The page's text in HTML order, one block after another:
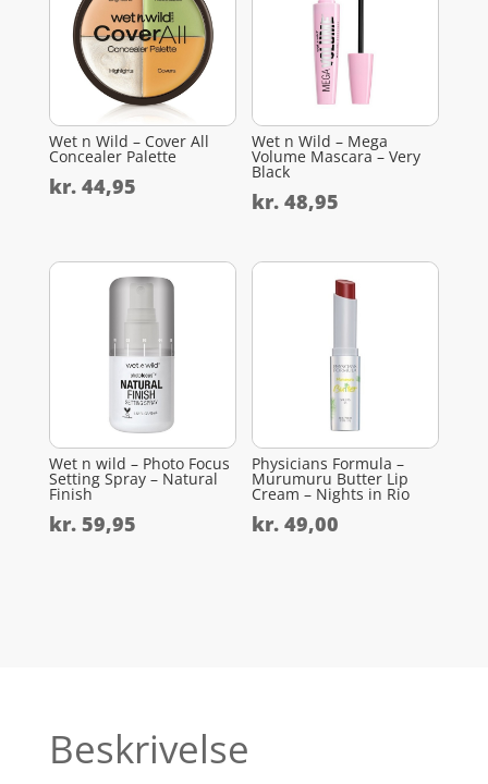
Wet n Wild – Cover All
Concealer Palette
kr.44,95
Wet n Wild – Mega
Volume Mascara – Very
Black
kr. 48,95
Wet n wild – Photo Focus
Setting Spray – Natural
Finish
kr.59,95
Physicians Formula –
Murumuru Butter Lip
Cream – Nights in Rio
kr. 49,00
Beskrivelse